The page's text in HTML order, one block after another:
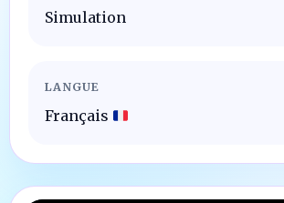
Simulation
LANGUE
Français